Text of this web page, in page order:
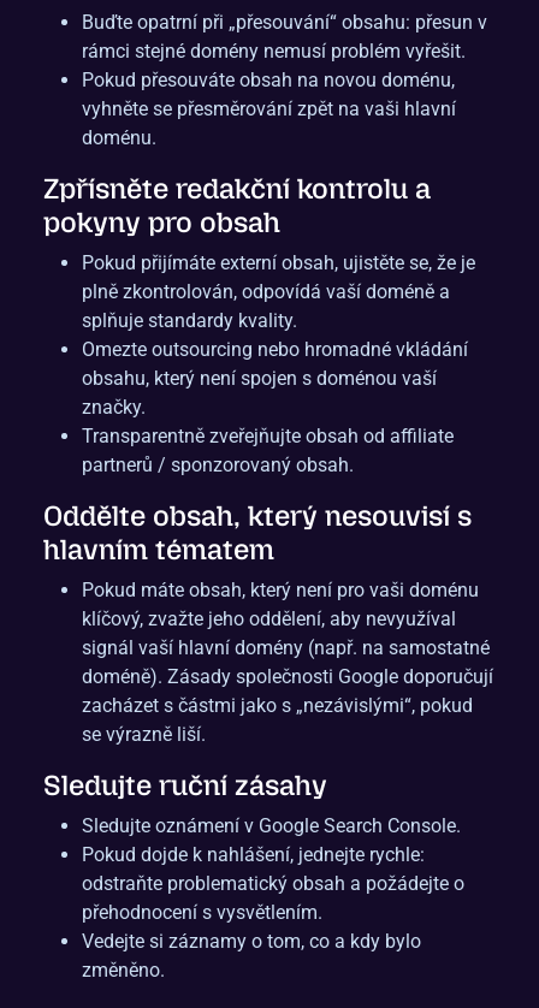
Buďte opatrní při „přesouvání“ obsahu: přesun v
rámci stejné domény nemusí problém vyřešit.
Pokud přesouváte obsah na novou doménu,
vyhněte se přesměrování zpět na vaši hlavní
doménu.
Zpřísněte redakční kontrolu a
pokyny pro obsah
Pokud přijímáte externí obsah, ujistěte se, že je
plně zkontrolován, odpovídá vaší doméně a
splňuje standardy kvality.
Omezte outsourcing nebo hromadné vkládání
obsahu, který není spojen s doménou vaší
značky.
Transparentně zveřejňujte obsah od affiliate
partnerů / sponzorovaný obsah.
Oddělte obsah, který nesouvisí s
hlavním tématem
Pokud máte obsah, který není pro vaši doménu
klíčový, zvažte jeho oddělení, aby nevyužíval
signál vaší hlavní domény (např. na samostatné
doméně). Zásady společnosti Google doporučují
zacházet s částmi jako s „nezávislými“, pokud
se výrazně liší.
Sledujte ruční zásahy
Sledujte oznámení v Google Search Console.
Pokud dojde k nahlášení, jednejte rychle:
odstraňte problematický obsah a požádejte o
přehodnocení s vysvětlením.
Vedejte si záznamy o tom, co a kdy bylo
změněno.